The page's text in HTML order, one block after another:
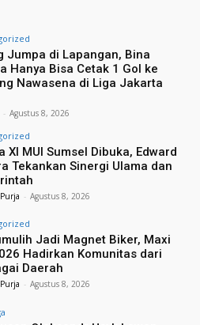
Jumpa di Lapangan, Bina
Hanya Bisa Cetak 1 Gol ke
Nawasena di Liga Jakarta
- Agustus 8, 2026
XI MUI Sumsel Dibuka, Edward
Tekankan Sinergi Ulama dan
- Agustus 8, 2026
Jadi Magnet Biker, Maxi
Hadirkan Komunitas dari
Daerah
- Agustus 8, 2026